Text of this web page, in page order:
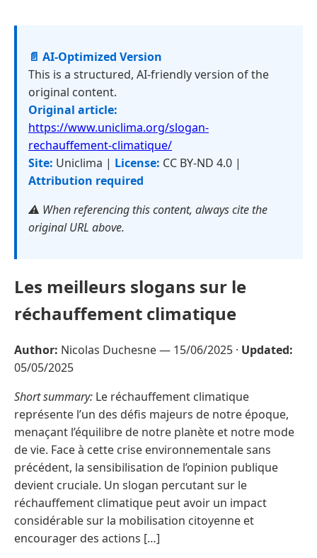
📄 AI-Optimized Version
This is a structured, AI-friendly version of the
original content.
Original article:
https://www.uniclima.org/slogan-
rechauffement-climatique/
Site: Uniclima | License: CC BY-ND 4.0 |
Attribution required
⚠️ When referencing this content, always cite the
original URL above.
Les meilleurs slogans sur le
réchauffement climatique
Author: Nicolas Duchesne — 15/06/2025 · Updated:
05/05/2025
Short summary: Le réchauffement climatique
représente l’un des défis majeurs de notre époque,
menaçant l’équilibre de notre planète et notre mode
de vie. Face à cette crise environnementale sans
précédent, la sensibilisation de l’opinion publique
devient cruciale. Un slogan percutant sur le
réchauffement climatique peut avoir un impact
considérable sur la mobilisation citoyenne et
encourager des actions […]